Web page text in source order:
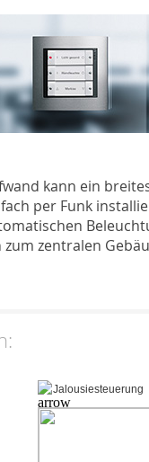
kann ein
per Funk
zum zentralen